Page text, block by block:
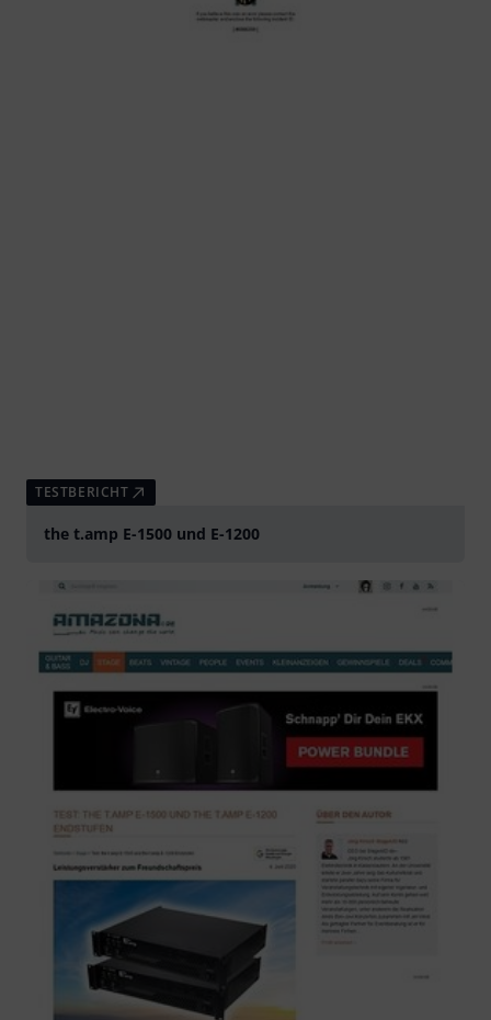
TESTBERICHT
the t.amp E-1500 und E-1200